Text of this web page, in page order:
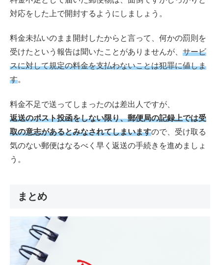
対応をした上で開封するようにしましょう。
料金未払いのまま開封したからと言って、何かの罰則を
受けたという報告は聞いたことがありませんが、 サービ
スに対して規定の料金を支払わないことは犯罪に値しま
す。
料金不足で送ってしまったのは差出人ですが、
返送のポスト投函をしない限り、郵便局の記録上では受
取の意志があるとみなされてしまいますので、受け取る
気のない郵便はなるべく早く返送の手続きを進めましょ
う。
まとめ